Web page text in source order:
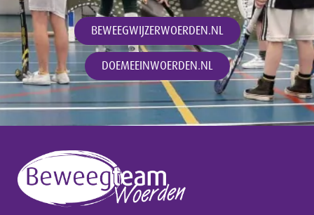
BEWEEGWIJZERWOERDEN.NL
DOEMEEINWOERDEN.NL